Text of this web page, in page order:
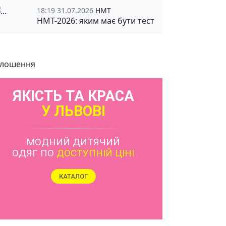
18:19 31.07.2026 НМТ
НМТ-2026: яким має бути тест
ЯКІСТЬ ТА КРАСА
У ЛЬВОВІ
МОДНИЙ ДИТЯЧИЙ
ОДЯГ ПО ДОСТУПНІЙ ЦІНІ
КАТАЛОГ